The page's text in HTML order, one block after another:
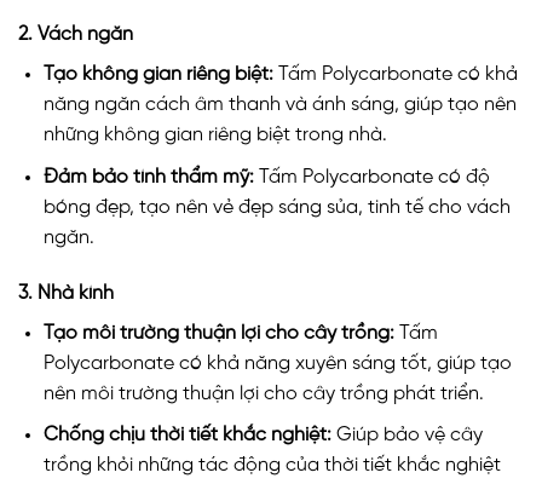
2. Vách ngăn
Tạo không gian riêng biệt:Tấm Polycarbonate có khả
năng ngăn cách âm thanh và ánh sáng, giúp tạo nên
những không gian riêng biệt trong nhà.
Đảm bảo tính thẩm mỹ:Tấm Polycarbonate có độ
bóng đẹp, tạo nên vẻ đẹp sáng sủa, tinh tế cho vách
ngăn.
3. Nhà kính
Tạo môi trường thuận lợi cho cây trồng:Tấm
Polycarbonate có khả năng xuyên sáng tốt, giúp tạo
nên môi trường thuận lợi cho cây trồng phát triển.
Chống chịu thời tiết khắc nghiệt:Giúp bảo vệ cây
trồng khỏi những tác động của thời tiết khắc nghiệt